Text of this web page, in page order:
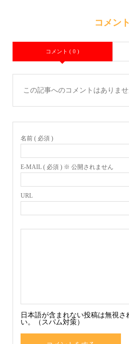
コメント
コメント ( 0 )
この記事へのコメントはありませ
名前 ( 必須 )
E-MAIL ( 必須 ) ※ 公開されません
URL
日本語が含まれない投稿は無視さ
い。（スパム対策）